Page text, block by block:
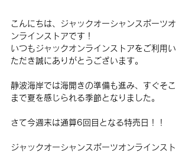
こんにちは、ジャックオーシャンスポーツオ
ンラインストアです！
いつもジャックオンラインストアをご利用い
ただき誠にありがとうございます。
静波海岸では海開きの準備も進み、すぐそこ
まで夏を感じられる季節となりました。
さて今週末は通算6回目となる特売日！！
ジャックオーシャンスポーツオンラインスト